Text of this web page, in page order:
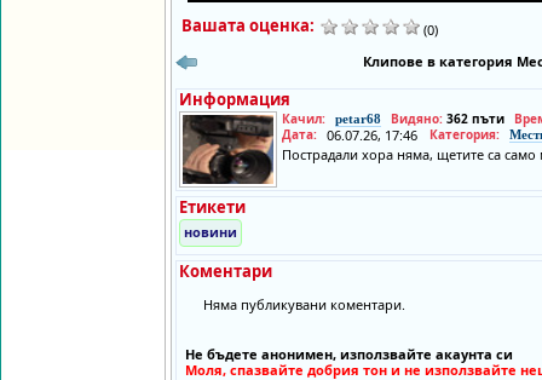
Вашата оценка:
(0)
Клипове в категория
Информация
Качил: petar68 Видяно: 362 пъти
Дата: 06.07.26, 17:46 Категория:
Пострадали хора няма, щетите са само
Етикети
новини
Коментари
Няма публикувани коментари.
Не бъдете анонимен, използвайте акаунта си
Моля, спазвайте добрия тон и не използвайте